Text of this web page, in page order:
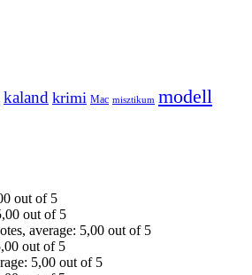
kaland krimi Mac misztikum modell